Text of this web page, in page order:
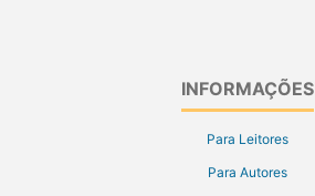
INFORMAÇÕES
Para Leitores
Para Autores